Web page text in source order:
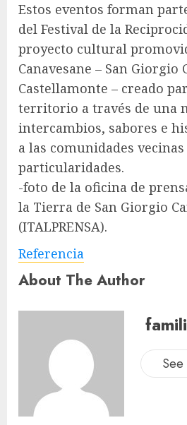
Estos eventos forman
del Festival de la
proyecto cultural
Canavesane – San Giorgio
Castellamonte – creado
territorio a través de una
intercambios, sabores e
a las comunidades
particularidades.
-foto de la oficina de
la Tierra de San Giorgio
(ITALPRENSA).
Referencia
About The Author